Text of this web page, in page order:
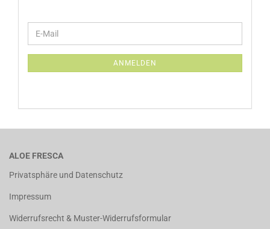
ZUR
E-
Mail
ANMELDEN
ALOE FRESCA
Privatsphäre und Datenschutz
Impressum
Widerrufsrecht & Muster-Widerrufsformular